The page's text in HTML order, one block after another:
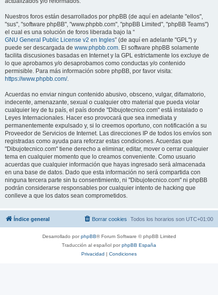
Nuestros foros están desarrollados por phpBB (de aquí en adelante "ellos",
"sus", "software phpBB", "www.phpbb.com", "phpBB Limited", "phpBB Teams")
el cual es una solución de foros liberada bajo la “
GNU General Public License v2 en Ingles” (de aquí en adelante "GPL") y
puede ser descargada de www.phpbb.com. El software phpBB solamente
facilita discusiones basadas en Internet y la GPL estrictamente los excluye de
lo que aprobamos y/o desaprobamos como conductas y/o contenido
permisible. Para más información sobre phpBB, por favor visita:
https://www.phpbb.com/.
Acuerdas no enviar ningun contenido abusivo, obsceno, vulgar, difamatorio,
indecente, amenazante, sexual o cualquier otro material que pueda violar
cualquier ley de tu país, el país donde "Dibujotecnico.com" está instalado o
Leyes Internacionales. Hacer eso provocará que sea inmediata y
permanentemente expulsado y, si lo creemos oportuno, con notificación a su
Proveedor de Servicios de Internet. Las direcciones IP de todos los envíos son
registradas como ayuda para reforzar estas condiciones. Acuerdas que
"Dibujotecnico.com" tiene derecho a eliminar, editar, mover o cerrar cualquier
tema en cualquier momento que lo creamos conveniente. Como usuario
acuerdas que cualquier información que hayas ingresado será almacenada
en una base de datos. Dado que esta información no será compartida con
ninguna tercera parte sin tu consentimiento, ni "Dibujotecnico.com" ni phpBB
podrán considerarse responsables por cualquier intento de hacking que
conlleve a que los datos sean comprometidos.
Índice general Todos los horarios son UTC+01:00
Borrar cookies
Desarrollado porphpBB® Forum Software © phpBB Limited
Traducción al español porphpBB España
Privacidad | Condiciones